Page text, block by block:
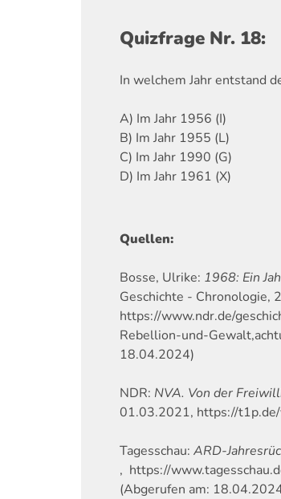
Quizfrage Nr. 18:
In welchem Jahr entstand
A) Im Jahr 1956 (I)
B) Im Jahr 1955 (L)
C) Im Jahr 1990 (G)
D) Im Jahr 1961 (X)
Quellen:
Bosse, Ulrike: 1968: Ein
Geschichte - Chronologie,
https://www.ndr.de/
Rebellion-und-
18.04.2024)
NDR: NVA. Von der
01.03.2021, https://
Tagesschau: ARD-
, https://
(Abgerufen am: